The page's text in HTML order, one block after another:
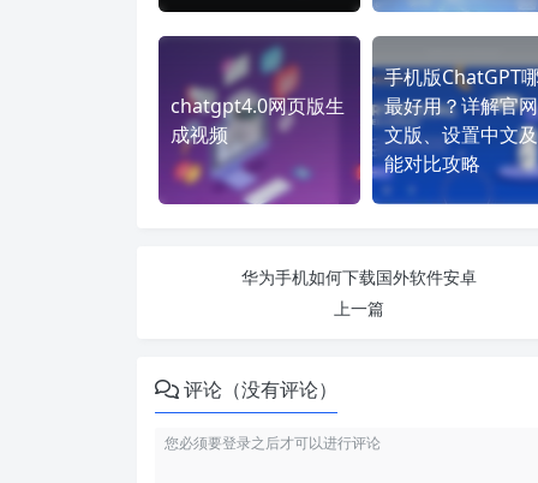
chatgpt4.0网页版生
成视频
手机版ChatGPT
最好用？详解官
文版、设置中文
能对比攻略
华为手机如何下载国外软件安卓
上一篇
评论（没有评论）